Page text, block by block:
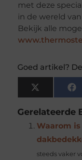
met deze
in de wereld
Bekijk alle
Goed artikel?
X
(Twitter)
Gerelateerde
Waarom
steeds vaker